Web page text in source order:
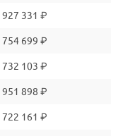
927 331 ₽
754 699 ₽
732 103 ₽
951 898 ₽
722 161 ₽